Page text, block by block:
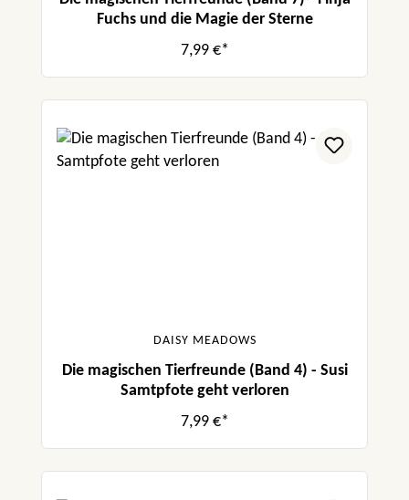
Fuchs und die Magie der Sterne
7,99 €*
DAISY MEADOWS
Die magischen Tierfreunde (Band 4) - Susi
Samtpfote geht verloren
7,99 €*